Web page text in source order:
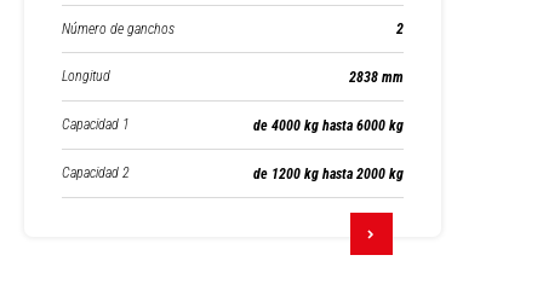
Número de ganchos 2
Longitud 2838 mm
Capacidad 1 de 4000 kg hasta 6000 kg
Capacidad 2 de 1200 kg hasta 2000 kg